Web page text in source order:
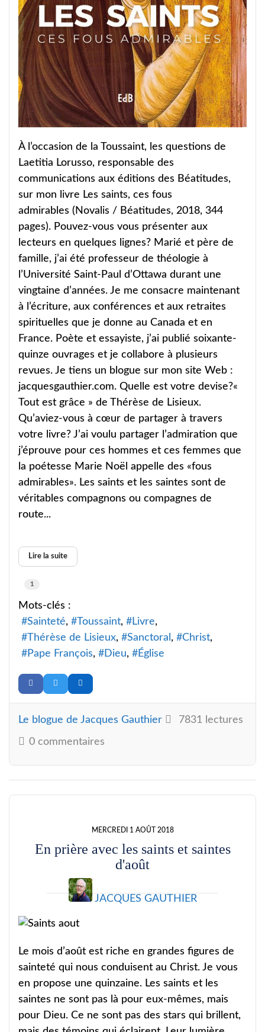
À l’occasion de la Toussaint, les questions de
Laetitia Lorusso, responsable des
communications aux éditions des Béatitudes,
sur mon livre Les saints, ces fous
admirables (Novalis / Béatitudes, 2018, 344
pages). Pouvez-vous vous présenter aux
lecteurs en quelques lignes? Marié et père de
famille, j’ai été professeur de théologie à
l’Université Saint-Paul d’Ottawa durant une
vingtaine d’années. Je me consacre maintenant
à l’écriture, aux conférences et aux retraites
spirituelles que je donne au Canada et en
France. Poète et essayiste, j’ai publié soixante-
quinze ouvrages et je collabore à plusieurs
revues. Je tiens un blogue sur mon site Web :
jacquesgauthier.com. Quelle est votre devise?«
Tout est grâce » de Thérèse de Lisieux.
Qu’aviez-vous à cœur de partager à travers
votre livre? J’ai voulu partager l’admiration que
j’éprouve pour ces hommes et ces femmes que
la poétesse Marie Noël appelle des «fous
admirables». Les saints et les saintes sont de
véritables compagnons ou compagnes de
route...
Lire la suite
1
Mots-clés :
Sainteté
Toussaint
Livre
Thérèse de Lisieux
Sanctoral
Christ
Pape François
Dieu Église
Le blogue de Jacques Gauthier 7831 lectures
0 commentaires
MERCREDI 1 AOÛT 2018
En prière avec les saints et saintes
d'août
JACQUES GAUTHIER
Le mois d’août est riche en grandes figures de
sainteté qui nous conduisent au Christ. Je vous
en propose une quinzaine. Les saints et les
saintes ne sont pas là pour eux-mêmes, mais
pour Dieu. Ce ne sont pas des stars qui brillent,